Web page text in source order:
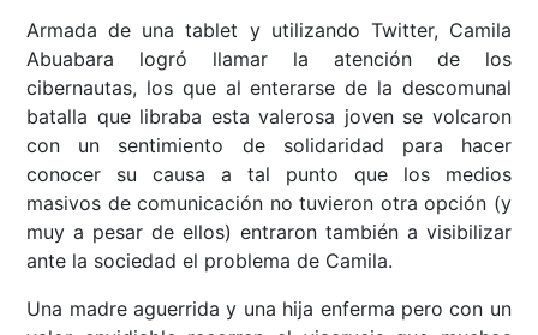
Armada de una tablet y utilizando Twitter, Camila
Abuabara logró llamar la atención de los
cibernautas, los que al enterarse de la descomunal
batalla que libraba esta valerosa joven se volcaron
con un sentimiento de solidaridad para hacer
conocer su causa a tal punto que los medios
masivos de comunicación no tuvieron otra opción (y
muy a pesar de ellos) entraron también a visibilizar
ante la sociedad el problema de Camila.
Una madre aguerrida y una hija enferma pero con un